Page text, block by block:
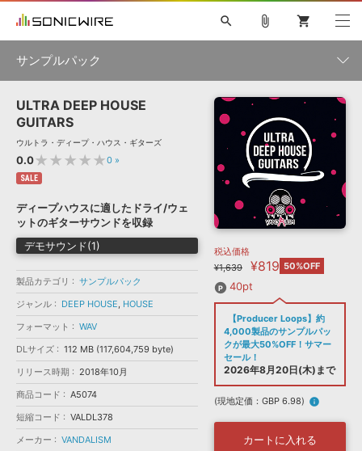
ソフト音源 »
プラグイン・エフェクト »
サンプルパック »
ソフトウェア／ツール »
DAW »
効果音 »
BGM »
キャンペーン »
特集 »
ニュースレター »
SONICWIREブログ »
製品サポート情報 »
DTMガイド »
FAQ »
お問い合わせ »
音楽カード
楽曲配信流通サービス
無償のサウンド管理ソフト
次世代型 ボーカル・エディタ
search
初音ミク NT 鏡音リン・レン V4X 巡音ルカ V4X
MEIKO V3
KAITO V3
TOONTRACK
SPITFIRE AUDIO
VIENNA
EZ DRUMMER 3
ライセンスフリーBGM
ボーカル抜き出し
DUBSTEP
MUTANT
ROUTER.FM
SONOCA
ソフト音源 プラグイン・エフェクト
ソフトウェア／ツール 効果音
attach_file shopping_cart
サンプルパック
製品一覧
ジャンル
フォーマット
ランキング
ULTRA DEEP HOUSE
GUITARS
ウルトラ・ディープ・ハウス・ギターズ
0.0★★★★★0 »
SALE
ディープハウスに適したドライ/ウェ
ットのギターサウンドを収録
デモサウンド(1)
製品カテゴリ
サンプルパック
ジャンル
DEEP HOUSE, HOUSE
フォーマット
WAV
DLサイズ
112 MB (117,604,759 byte)
リリース時期
2018年10月
商品コード
A5074
短縮コード
VALDL378
メーカー
VANDALISM
税込価格
¥1,639
¥819 50%OFF
40pt
【Producer Loops】約
4,000製品のサンプルパッ
クが最大50%OFF！サマー
セール！
2026年8月20日(木)まで
(現地定価：GBP 6.98) info
カートに入れる